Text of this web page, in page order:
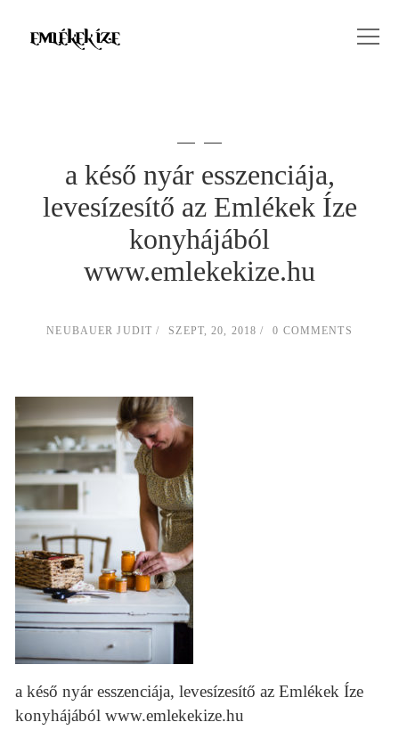
a késő nyár esszenciája,
levesízesítő az Emlékek Íze
konyhájából
www.emlekekize.hu
NEUBAUER JUDIT SZEPT, 20, 2018 0 COMMENTS
a késő nyár esszenciája, levesízesítő az Emlékek Íze
konyhájából www.emlekekize.hu